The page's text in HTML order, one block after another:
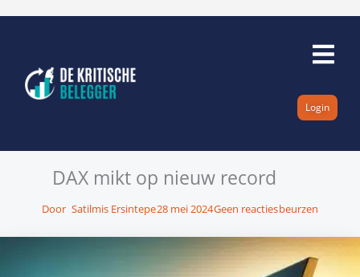
inhoud
Login
DAX mikt op nieuw record
Door Satilmis Ersintepe28 mei 2024Geen reactiesbeurzen